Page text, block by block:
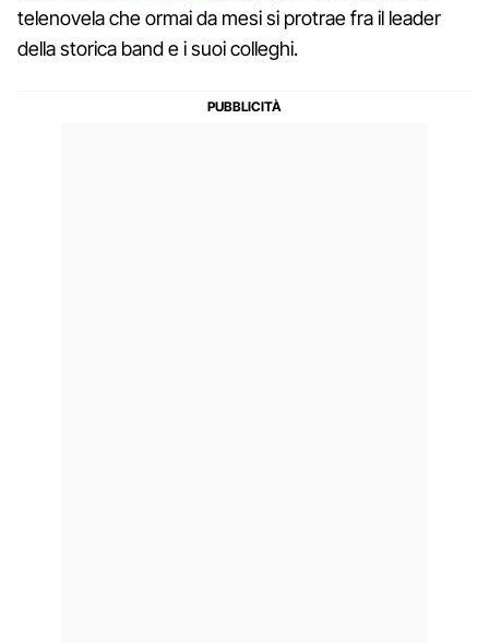
telenovela che ormai da mesi si protrae fra il leader
della storica band e i suoi colleghi.